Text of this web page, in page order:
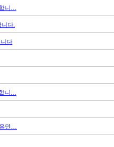
니…
다.
다
니…
민…